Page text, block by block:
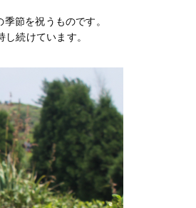
節を祝うものです。
続けています。